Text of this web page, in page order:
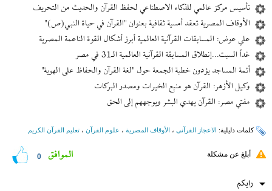
تأسيس مركز عالمي للذكاء الاصطناعي لحفظ القرآن والحديث من التحريف
الأوقاف المصرية تعقد أمسية ثقافية بعنوان "القرآن في حياة النبي(ص)"
علي عوض: المسابقات القرآنية العالمية أبرز أشكال القوة الناعمة المصرية
غداً السبت...إنطلاق المسابقة القرآنية العالمية الـ31 في مصر
أئمة المساجد يؤدون خطبة الجمعة حول "لغة القرآن والحفاظ على الهوية"
وكيل الأزهر: القرآن هو منبع الخيرات ومصدر البركات
مفتي مصر: القرآن يهدي البشر ويوجههم إلى الحق
کلمات دلیلیة: الاعجاز القرآنی ، الأوقاف المصریة ، علوم القرآن ، تعليم القرآن الكريم
أبلغ عن مشكلة 0 الموافق
رایکم